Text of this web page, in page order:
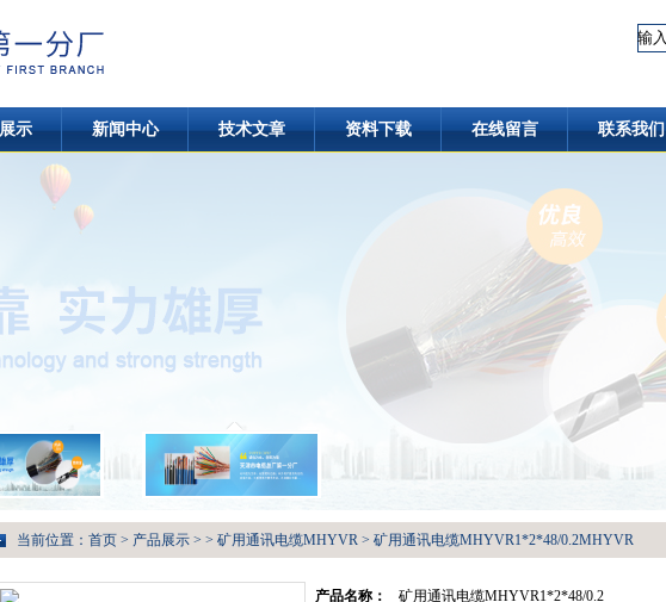
示 新闻中心 技术文章 资料下载 在线留言 联系我们
当前位置： 首页 > 产品展示 > > 矿用通讯电缆MHYVR > 矿用通讯电缆MHYVR1*2*48/0.2MHYVR
产品名称： 矿用通讯电缆MHYVR1*2*48/0.2